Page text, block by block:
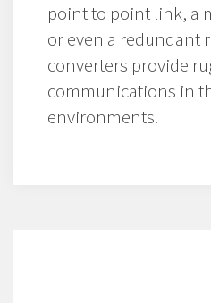
point to point link, a
or even a redundant
converters provide
communications in
environments.